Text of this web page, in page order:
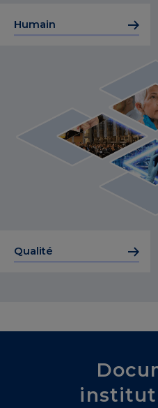
Humain
Qualité